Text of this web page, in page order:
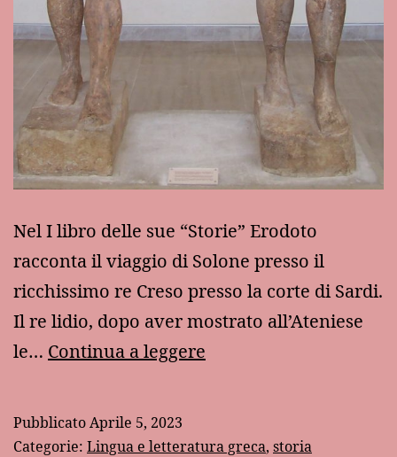
Nel I libro delle sue “Storie” Erodoto
racconta il viaggio di Solone presso il
ricchissimo re Creso presso la corte di Sardi.
Il re lidio, dopo aver mostrato all’Ateniese
le… Continua a leggere
storia
PubblicatoAprile 5, 2023
Categorie: Lingua e letteratura greca, storia